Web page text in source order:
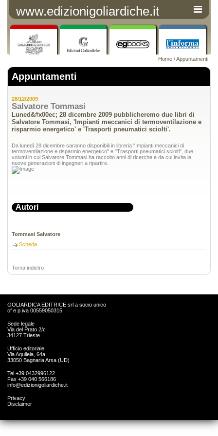
www.edizionigoliardiche.it
Home /Appuntamenti
Appuntamenti
28/12/2009
Salvatore Tommasi
Luned&#x00ec; 28 dicembre 2009 pubblicheremo due libri di
Salvatore Tommasi, 'Impianti meccanici di termoventilazione e
risparmio energetico' e 'Trasporti pneumatici sciolti'.
Da lunedì 28 dicembre saranno disponibili in libreria "Impianti meccanici di
termoventilazione e risparmio energetico" e "Trasporti pneumatici sciolti", due
volumi in cui Salvatore Tommasi ha raccolto anni di ricerche e da cui invita le
nuove generazioni di ingegneri a ripartire.
Autori
Tommasi Salvatore
Scheda
Torna indietro
GOLIARDICA EDITRICE srl a socio unico
cf e p.iva 00559050315
Sede legale
Via del Prato 2/c
34127 Trieste
Ufficio editoriale
Via Aquileia, 64a
33050 Bagnaria Arsa (UD)
Tel +39 0432996122
Fax +39 040 566186
info@edizionigoliardiche.it
Privacy
Disclaimer